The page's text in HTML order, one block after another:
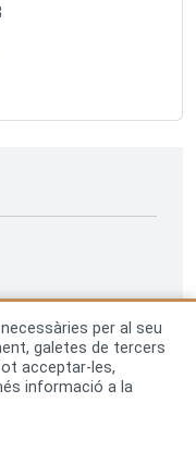
de Manacor
per al seu
galetes de tercers
acceptar-les,
informació a la